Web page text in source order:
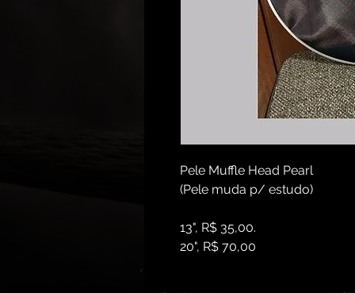
Pele Muffle Head Pearl
(Pele muda p/ estudo)
13", R$ 35,00.
20", R$ 70,00